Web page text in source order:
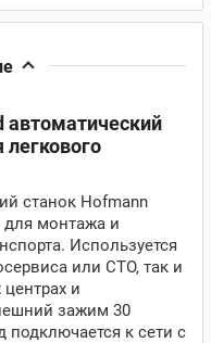
автоматический
станок Hofmann
для монтажа и
Используется
или СТО, так и
и
зажим 30
к сети с